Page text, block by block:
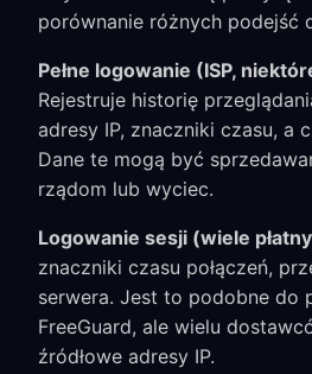
porównanie różnych podejść
Pełne logowanie (ISP,
Rejestruje historię
adresy IP, znaczniki czasu, a
Dane te mogą być
rządom lub wyciec.
Logowanie sesji (wiele
znaczniki czasu połączeń,
serwera. Jest to podobne do
FreeGuard, ale wielu
źródłowe adresy IP.